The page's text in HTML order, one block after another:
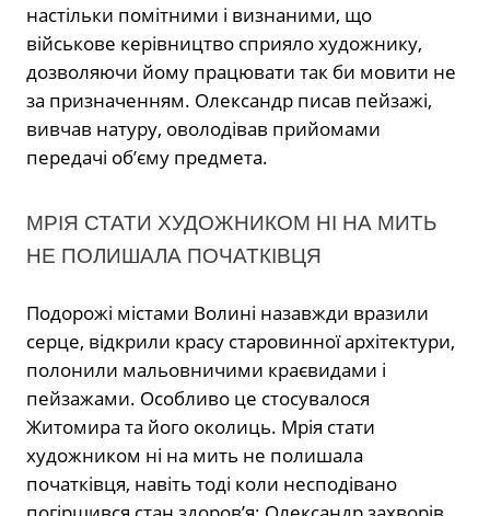
настільки помітними і визнаними, що
військове керівництво сприяло художнику,
дозволяючи йому працювати так би мовити не
за призначенням. Олександр писав пейзажі,
вивчав натуру, оволодівав прийомами
передачі об’єму предмета.
МРІЯ СТАТИ ХУДОЖНИКОМ НІ НА МИТЬ
НЕ ПОЛИШАЛА ПОЧАТКІВЦЯ
Подорожі містами Волині назавжди вразили
серце, відкрили красу старовинної архітектури,
полонили мальовничими краєвидами і
пейзажами. Особливо це стосувалося
Житомира та його околиць. Мрія стати
художником ні на мить не полишала
початківця, навіть тоді коли несподівано